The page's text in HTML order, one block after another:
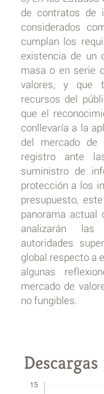
de contratos de
considerados
cumplan los
existencia de un
masa o en serie
valores, y que
recursos del
que el
conllevaría a la
del mercado
registro ante
suministro de
protección a los
presupuesto,
panorama actual
analizarán
autoridades
global respecto a
algunas
mercado de
no fungibles.
Descargas